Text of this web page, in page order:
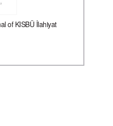
of KISBÜ İlahiyat